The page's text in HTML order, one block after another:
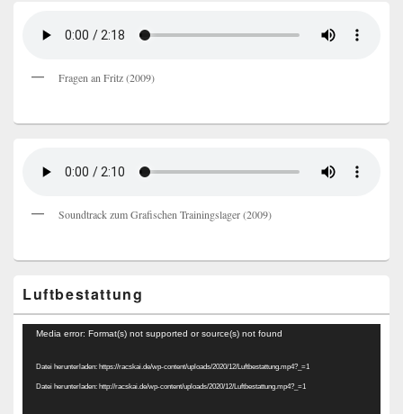
Fragen an Fritz (2009)
Soundtrack zum Grafischen Trainingslager (2009)
Luftbestattung
Video-
Media error: Format(s) not supported or source(s) not found
Datei herunterladen: https://racskai.de/wp-content/uploads/2020/12/Luftbestattung.mp4?_=1
Datei herunterladen: http://racskai.de/wp-content/uploads/2020/12/Luftbestattung.mp4?_=1